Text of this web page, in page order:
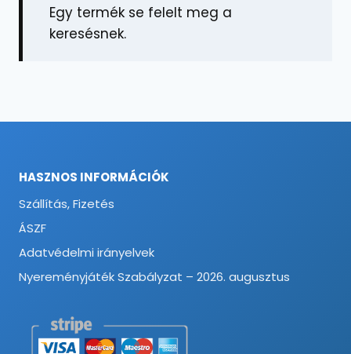
Egy termék se felelt meg a
keresésnek.
HASZNOS INFORMÁCIÓK
Szállítás, Fizetés
ÁSZF
Adatvédelmi irányelvek
Nyereményjáték Szabályzat – 2026. augusztus